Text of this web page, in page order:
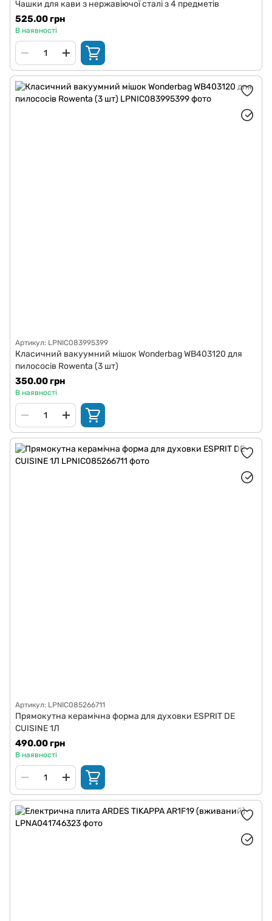
Чашки для кави з нержавіючої сталі з 4 предметів
525.00 грн
В наявності
Артикул: LPNIC083995399
Класичний вакуумний мішок Wonderbag WB403120 для
пилососів Rowenta (3 шт)
350.00 грн
В наявності
Артикул: LPNIC085266711
Прямокутна керамічна форма для духовки ESPRIT DE
CUISINE 1Л
490.00 грн
В наявності